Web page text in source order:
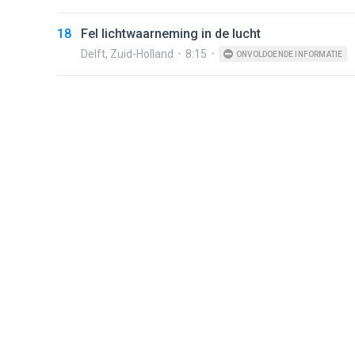
18 Fel lichtwaarneming in de lucht
Delft, Zuid-Holland 8:15 ONVOLDOENDE INFORMATIE